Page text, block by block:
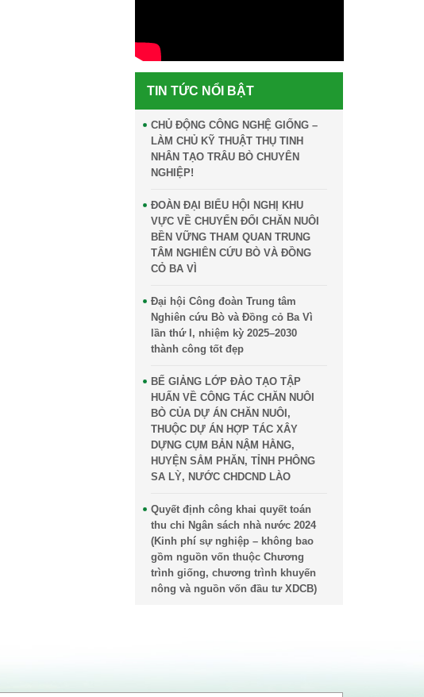
TIN TỨC NỔI BẬT
CHỦ ĐỘNG CÔNG NGHỆ GIỐNG –
LÀM CHỦ KỸ THUẬT THỤ TINH
NHÂN TẠO TRÂU BÒ CHUYÊN
NGHIỆP!
ĐOÀN ĐẠI BIỂU HỘI NGHỊ KHU
VỰC VỀ CHUYỂN ĐỔI CHĂN NUÔI
BỀN VỮNG THAM QUAN TRUNG
TÂM NGHIÊN CỨU BÒ VÀ ĐỒNG
CỎ BA VÌ
Đại hội Công đoàn Trung tâm
Nghiên cứu Bò và Đồng cỏ Ba Vì
lần thứ I, nhiệm kỳ 2025–2030
thành công tốt đẹp
BẾ GIẢNG LỚP ĐÀO TẠO TẬP
HUẤN VỀ CÔNG TÁC CHĂN NUÔI
BÒ CỦA DỰ ÁN CHĂN NUÔI,
THUỘC DỰ ÁN HỢP TÁC XÂY
DỰNG CỤM BẢN NẬM HẰNG,
HUYỆN SẲM PHĂN, TỈNH PHÔNG
SA LỲ, NƯỚC CHDCND LÀO
Quyết định công khai quyết toán
thu chi Ngân sách nhà nước 2024
(Kinh phí sự nghiệp – không bao
gồm nguồn vốn thuộc Chương
trình giống, chương trình khuyến
nông và nguồn vốn đầu tư XDCB)